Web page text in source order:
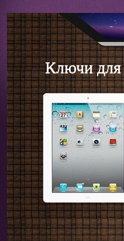
Ключи для